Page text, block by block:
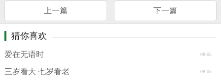
上一篇 下一篇
猜你喜欢
08-05
爱在无语时
08-05
三岁看大 七岁看老